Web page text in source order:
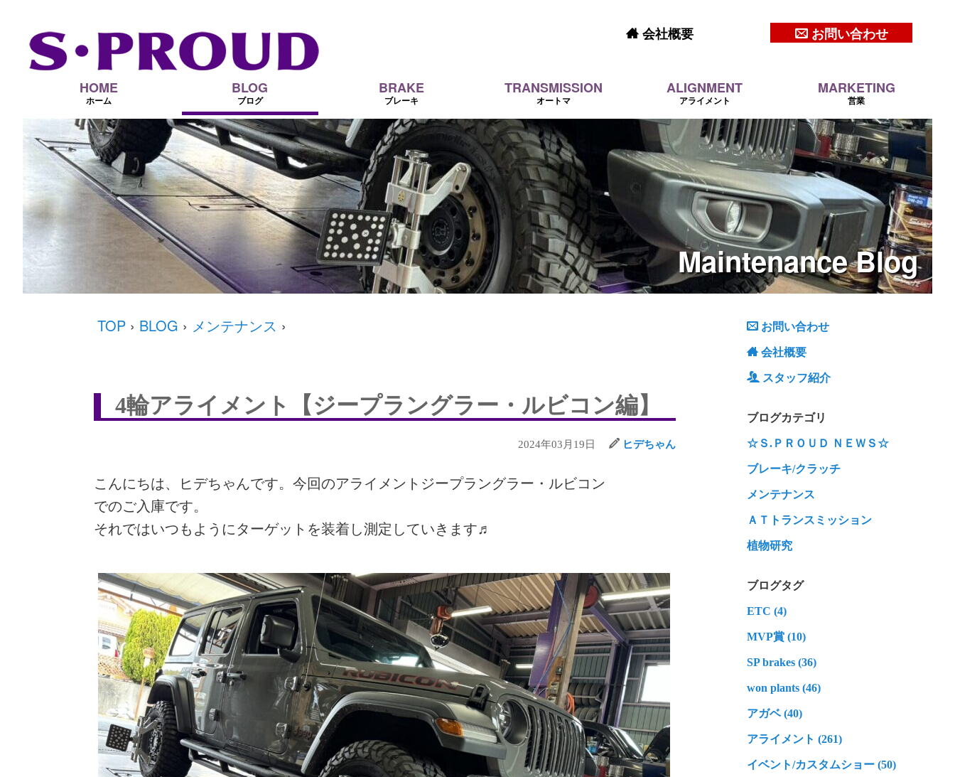
会社概要 お問い合わせ
HOME
ホーム
BLOG
ブログ
BRAKE
ブレーキ
TRANSMISSION
オートマ
ALIGNMENT
アライメント
MARKETING
営業
MaintenanceBlog
TOP › BLOG › メンテナンス ›
4輪アライメント【ジープラングラー・ルビコン編】
2024年03月19日 ヒデちゃん
こんにちは、ヒデちゃんです。今回のアライメントジープラングラー・ルビコン
でのご入庫です。
それではいつもようにターゲットを装着し測定していきます♬
お問い合わせ
会社概要
スタッフ紹介
ブログカテゴリ
☆Ｓ.ＰＲＯＵＤ ＮＥＷＳ☆
ブレーキ/クラッチ
メンテナンス
ＡＴトランスミッション
植物研究
ブログタグ
ETC (4)
MVP賞 (10)
SP brakes (36)
won plants (46)
アガベ (40)
アライメント (261)
イベント/カスタムショー (50)